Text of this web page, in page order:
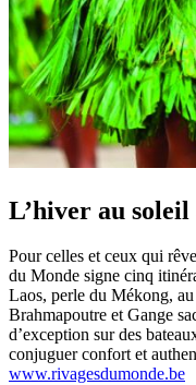
L’hiver au soleil
Pour celles et ceux qui
du Monde signe cinq
Laos, perle du Mékong,
Brahmapoutre et Gange
d’exception sur des
conjuguer confort et
www.rivagesdumonde.be